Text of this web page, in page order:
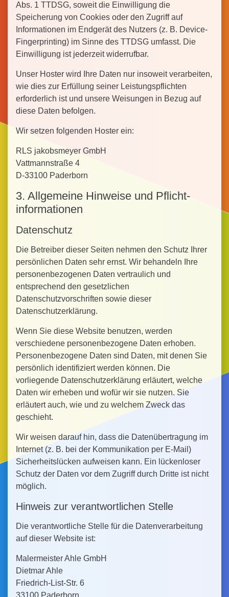
Abs. 1 TTDSG, soweit die Einwilligung die
Speicherung von Cookies oder den Zugriff auf
Informationen im Endgerät des Nutzers (z. B. Device-
Fingerprinting) im Sinne des TTDSG umfasst. Die
Einwilligung ist jederzeit widerrufbar.
Unser Hoster wird Ihre Daten nur insoweit verarbeiten,
wie dies zur Erfüllung seiner Leistungspflichten
erforderlich ist und unsere Weisungen in Bezug auf
diese Daten befolgen.
Wir setzen folgenden Hoster ein:
RLS jakobsmeyer GmbH
Vattmannstraße 4
D-33100 Paderborn
3. Allgemeine Hinweise und Pflicht­
informationen
Datenschutz
Die Betreiber dieser Seiten nehmen den Schutz Ihrer
persönlichen Daten sehr ernst. Wir behandeln Ihre
personenbezogenen Daten vertraulich und
entsprechend den gesetzlichen
Datenschutzvorschriften sowie dieser
Datenschutzerklärung.
Wenn Sie diese Website benutzen, werden
verschiedene personenbezogene Daten erhoben.
Personenbezogene Daten sind Daten, mit denen Sie
persönlich identifiziert werden können. Die
vorliegende Datenschutzerklärung erläutert, welche
Daten wir erheben und wofür wir sie nutzen. Sie
erläutert auch, wie und zu welchem Zweck das
geschieht.
Wir weisen darauf hin, dass die Datenübertragung im
Internet (z. B. bei der Kommunikation per E-Mail)
Sicherheitslücken aufweisen kann. Ein lückenloser
Schutz der Daten vor dem Zugriff durch Dritte ist nicht
möglich.
Hinweis zur verantwortlichen Stelle
Die verantwortliche Stelle für die Datenverarbeitung
auf dieser Website ist:
Malermeister Ahle GmbH
Dietmar Ahle
Friedrich-List-Str. 6
33100 Paderborn